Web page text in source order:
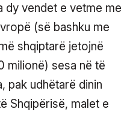
dy vendet e vetme me
(së bashku me
shqiptarë jetojnë
milionë) sesa në të
pak udhëtarë dinin
Shqipërisë, malet e